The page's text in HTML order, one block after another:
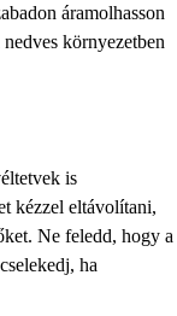
áramolhasson
környezetben
is
kézzel eltávolítani,
Ne feledd, hogy a
ha